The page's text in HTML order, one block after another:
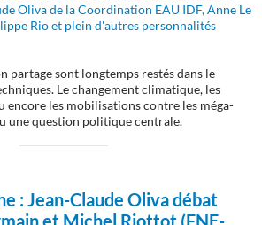
Oliva de la Coordination EAU IDF, Anne Le
Rio et plein d'autres personnalités
partage sont longtemps restés dans le
Le changement climatique, les
encore les mobilisations contre les méga-
une question politique centrale.
:Jean-Claude Oliva débat